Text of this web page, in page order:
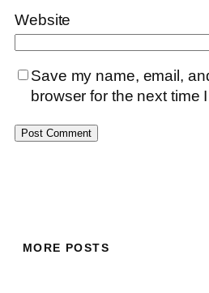
Website
Save my name, email,
browser for the next time
MORE POSTS